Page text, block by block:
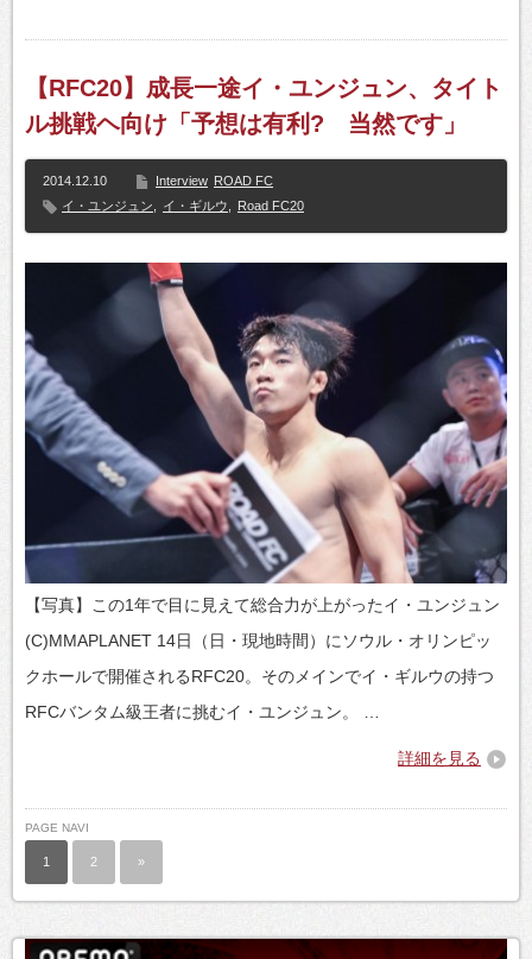
【RFC20】成長一途イ・ユンジュン、タイト
ル挑戦ヘ向け「予想は有利? 当然です」
2014.12.10 Interview ROAD FC
イ・ユンジュン
イ・ギルウ Road FC20
【写真】この1年で目に見えて総合力が上がったイ・ユンジュン
(C)MMAPLANET 14日（日・現地時間）にソウル・オリンピッ
クホールで開催されるRFC20。そのメインでイ・ギルウの持つ
RFCバンタム級王者に挑むイ・ユンジュン。 …
詳細を見る
PAGE NAVI
1 2 »